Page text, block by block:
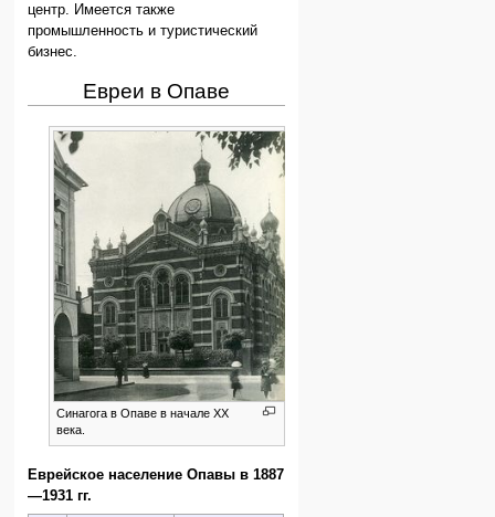
центр. Имеется также
промышленность и туристический
бизнес.
Евреи в Опаве
Синагога в Опаве в начале XX
века.
Еврейское население Опавы в 1887
—1931 гг.